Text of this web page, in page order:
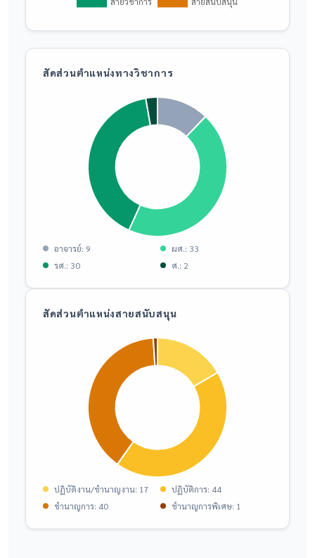
สัดส่วนตำแหน่งทางวิชาการ
อาจารย์: 9
ผศ.: 33
รศ.: 30
ศ.: 2
สัดส่วนตำแหน่งสายสนับสนุน
ปฏิบัติงาน/ชำนาญงาน: 17
ปฏิบัติการ: 44
ชำนาญการ: 40
ชำนาญการพิเศษ: 1